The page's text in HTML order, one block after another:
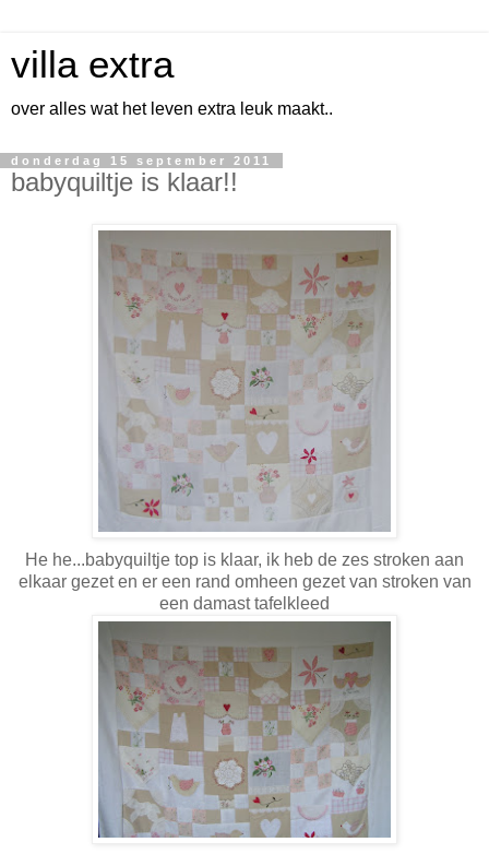
villa extra
over alles wat het leven extra leuk maakt..
donderdag 15 september 2011
babyquiltje is klaar!!
He he...babyquiltje top is klaar, ik heb de zes stroken aan
elkaar gezet en er een rand omheen gezet van stroken van
een damast tafelkleed